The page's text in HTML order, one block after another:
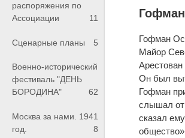
распоряжения по
Ассоциации
11
Сценарные планы 5
Военно-исторический
фестиваль "ДЕНЬ
БОРОДИНА"
62
Москва за нами. 1941
год.
8
Гофман
Майор
Он был
Гофман
слышал от
сказал